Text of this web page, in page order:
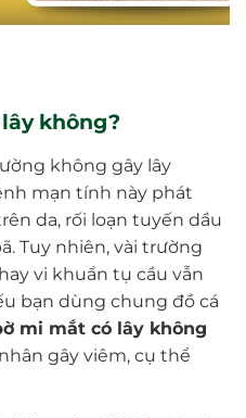
không?
không gây lây
mạn tính này phát
da, rối loạn tuyến dầu
Tuy nhiên, vài trường
vi khuẩn tụ cầu vẫn
bạn dùng chung đồ cá
mi mắt có lây không
gây viêm, cụ thể